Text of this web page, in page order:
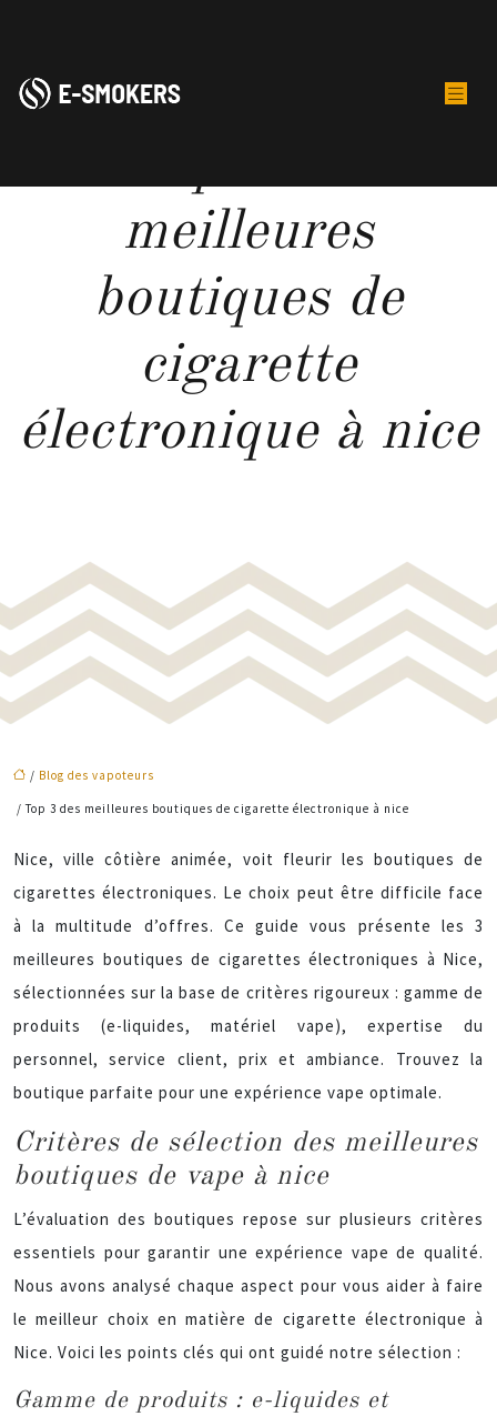
meilleures
boutiques de
cigarette
électronique à nice
/ Blog des vapoteurs
/ Top 3 des meilleures boutiques de cigarette électronique à nice
Nice, ville côtière animée, voit fleurir les boutiques de
cigarettes électroniques. Le choix peut être difficile face
à la multitude d’offres. Ce guide vous présente les 3
meilleures boutiques de cigarettes électroniques à Nice,
sélectionnées sur la base de critères rigoureux : gamme de
produits (e-liquides, matériel vape), expertise du
personnel, service client, prix et ambiance. Trouvez la
boutique parfaite pour une expérience vape optimale.
Critères de sélection des meilleures
boutiques de vape à nice
L’évaluation des boutiques repose sur plusieurs critères
essentiels pour garantir une expérience vape de qualité.
Nous avons analysé chaque aspect pour vous aider à faire
le meilleur choix en matière de cigarette électronique à
Nice. Voici les points clés qui ont guidé notre sélection :
Gamme de produits : e-liquides et